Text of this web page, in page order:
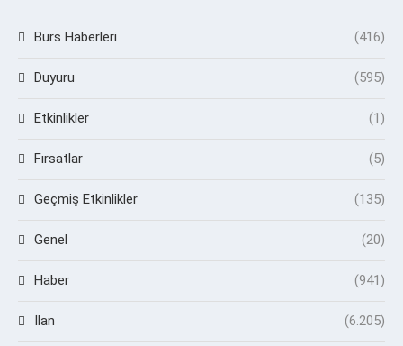
Burs Haberleri (416)
Duyuru (595)
Etkinlikler (1)
Fırsatlar (5)
Geçmiş Etkinlikler (135)
Genel (20)
Haber (941)
İlan (6.205)